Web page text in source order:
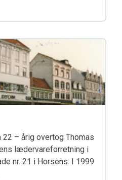
– årig overtog Thomas
lædervareforretning i
nr. 21 i Horsens. I 1999